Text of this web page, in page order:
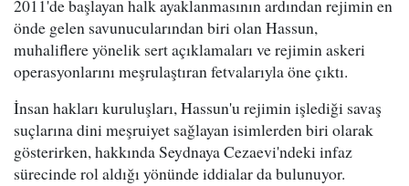
2011'de başlayan halk ayaklanmasının ardından rejimin en
önde gelen savunucularından biri olan Hassun,
muhaliflere yönelik sert açıklamaları ve rejimin askeri
operasyonlarını meşrulaştıran fetvalarıyla öne çıktı.
İnsan hakları kuruluşları, Hassun'u rejimin işlediği savaş
suçlarına dini meşruiyet sağlayan isimlerden biri olarak
gösterirken, hakkında Seydnaya Cezaevi'ndeki infaz
sürecinde rol aldığı yönünde iddialar da bulunuyor.